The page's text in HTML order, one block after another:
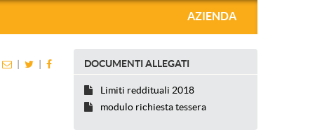
AZIENDA
DOCUMENTI ALLEGATI
Limiti reddituali 2018
modulo richiesta tessera